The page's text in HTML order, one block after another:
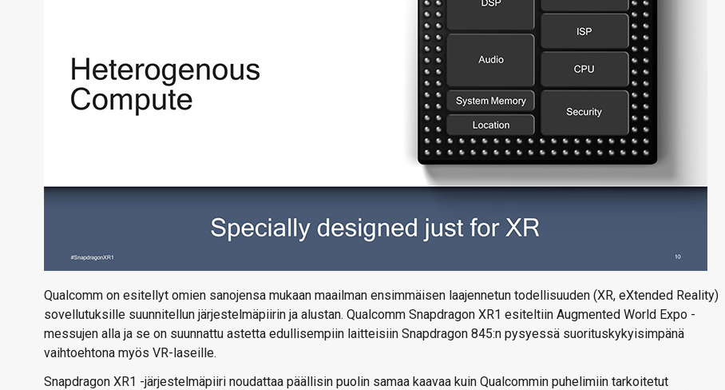
Qualcomm on esitellyt omien sanojensa mukaan maailman ensimmäisen laajennetun todellisuuden (XR, eXtended Reality)
sovellutuksille suunnitellun järjestelmäpiirin ja alustan. Qualcomm Snapdragon XR1 esiteltiin Augmented World Expo -
messujen alla ja se on suunnattu astetta edullisempiin laitteisiin Snapdragon 845:n pysyessä suorituskykyisimpänä
vaihtoehtona myös VR-laseille.
Snapdragon XR1 -järjestelmäpiiri noudattaa päällisin puolin samaa kaavaa kuin Qualcommin puhelimiin tarkoitetut